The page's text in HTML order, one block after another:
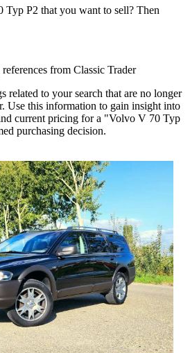
P2 that you want to sell? Then
from Classic Trader
to your search that are no longer
Use this information to gain insight into
current pricing for a "Volvo V 70 Typ
purchasing decision.